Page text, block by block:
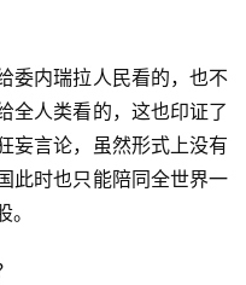
内瑞拉人民看的，也不
全人类看的，这也印证了
妄言论，虽然形式上没有
此时也只能陪同全世界一